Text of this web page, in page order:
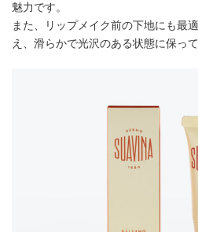
魅力です。
また、リップメイク前の下地にも最
え、滑らかで光沢のある状態に保って